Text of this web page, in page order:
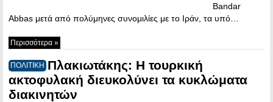
Bandar
Abbas μετά από πολύμηνες συνομιλίες με το Ιράν, τα υπό…
Περισσότερα »
ΠΟΛΙΤΙΚΗ Πλακιωτάκης: Η τουρκική
ακτοφυλακή διευκολύνει τα κυκλώματα
διακινητών